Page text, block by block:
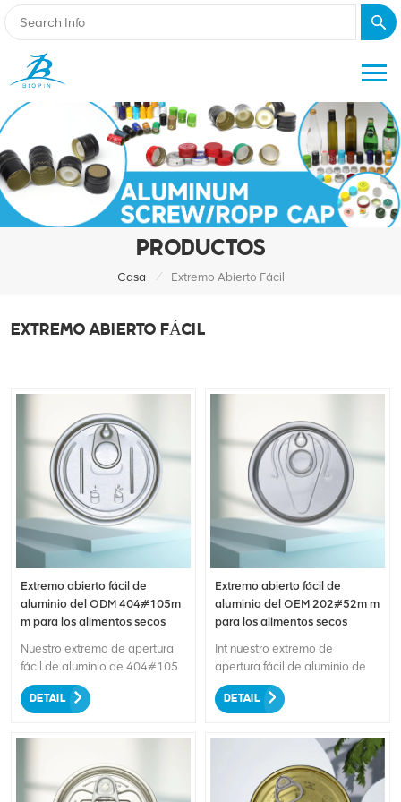
PRODUCTOS
Casa / Extremo Abierto Fácil
EXTREMO ABIERTO FÁCIL
Extremo abierto fácil de
aluminio del ODM 404#105m
m para los alimentos secos
Nuestro extremo de apertura
fácil de aluminio de 404#105
mm, diseñado
específicamente para envasar
fácil de abrir proporciona un
mientras que la construcción
duradera de aluminio
DETAIL
Extremo abierto fácil de
aluminio del OEM 202#52m m
para los alimentos secos
Int nuestro extremo de
apertura fácil de aluminio de
202#52 mm, diseñado
específicamente para envasar
comodidad se une a la
DETAIL